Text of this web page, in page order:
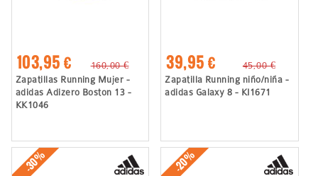
103,95 €
160,00 €
Zapatillas Running Mujer -
adidas Adizero Boston 13 -
KK1046
39,95 €
45,00 €
Zapatilla Running niño/niña -
adidas Galaxy 8 - KI1671
-30% -20%